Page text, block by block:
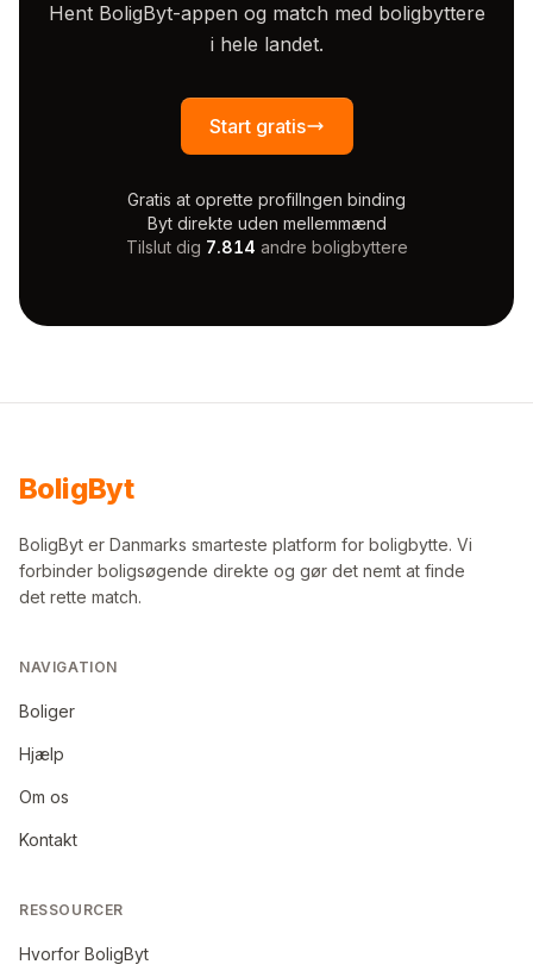
Hent BoligByt-appen og match med boligbyttere
i hele landet.
Start gratis
Gratis at oprette profilIngen binding
Byt direkte uden mellemmænd
Tilslut dig 7.814 andre boligbyttere
BoligByt
BoligByt er Danmarks smarteste platform for boligbytte. Vi
forbinder boligsøgende direkte og gør det nemt at finde
det rette match.
NAVIGATION
Boliger
Hjælp
Om os
Kontakt
RESSOURCER
Hvorfor BoligByt